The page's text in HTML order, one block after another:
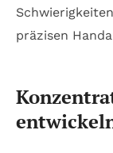
präzisen